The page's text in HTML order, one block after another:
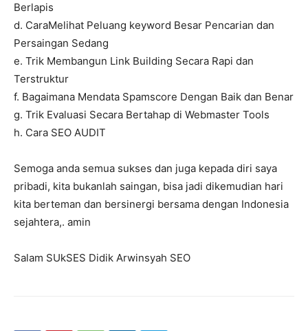
Berlapis
d. CaraMelihat Peluang keyword Besar Pencarian dan
Persaingan Sedang
e. Trik Membangun Link Building Secara Rapi dan
Terstruktur
f. Bagaimana Mendata Spamscore Dengan Baik dan Benar
g. Trik Evaluasi Secara Bertahap di Webmaster Tools
h. Cara SEO AUDIT
Semoga anda semua sukses dan juga kepada diri saya
pribadi, kita bukanlah saingan, bisa jadi dikemudian hari
kita berteman dan bersinergi bersama dengan Indonesia
sejahtera,. amin
Salam SUkSES Didik Arwinsyah SEO